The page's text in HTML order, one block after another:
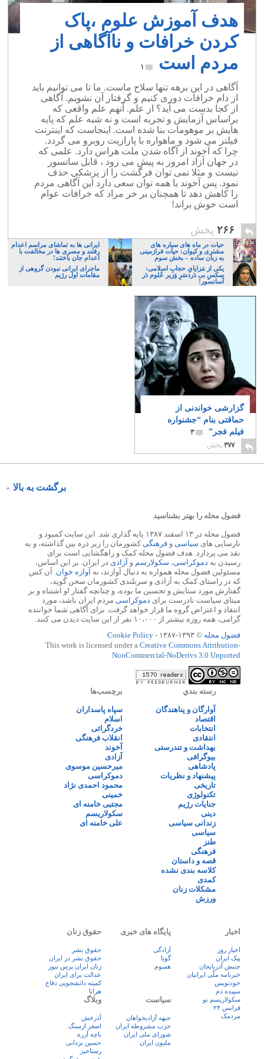
هدف آموزش علوم ،پاک
کردن خرافات و ناآگاهی از
مردم است
۱
آگاهی در این برهه تنها سلاح ماست. ما تا می توانیم باید
از دام خرافات دوری کنیم و گرفتار آن نشویم. آگاهی
از کجا بدست می آید؟ از علم. آنهم علم واقعی که
براساس آزمایش و تجربه است و نه شبه علم که پایه
هایش بر موهومات بنا شده است. اینجاست که اینترنت
فیلتر می شود و ماهواره با پارازیت روبرو می گردد.
چرا که آخوند از آگاه شدن ملت هراس دارد. علمی که
در جهان آزاد امروز به پیش می رود ، قابل سانسور
نیست و مثلا نمی توان فرگشت را از پزشکی حذف
نمود. پس آخوند با همه توان سعی دارد این آگاهی مردم
را کاهش دهد تا همچنان بر خر مراد که خرافات عوام
است خوش براند!
۲۶۶ پخش
حیات در ماه های سیاره های
مشتری و کیوان: حیات فرازمینی
به زبان ساده – بخش سوم
ایرانی ها به تماشای مراسم اعدام
رفتند و مصری ها در مخالفت با
اعدام جان باختند!
یکی از مَزایایِ حجابِ اسلامی:
سکسِ بی دَردسَرِ وَزیر عُلوم دَر
آسانسور!
ماجرای ایرانی نبودن گروهی از
مقامات اول رژیم
گزارشی خواندنی از
حماقتی بنام “جشنواره
فیلم فجر”
۳
۳۷۷ پخش
برگشت به بالا
فضول محله را بهتر بشناسید
فضول محله در ۱۳ اسفند ۱۳۸۷ پایه گذاری شد. این سایت کمبود و
نارسایی های سیاسی و فرهنگی کشورمان را زیر ذره بین گذاشته، و به
نقد می پردازد. هدف فضول محله کمک و راهگشایی است برای
رسیدن به دموکراسی، سکولارسم و آزادی در ایران. بر این اساس،
مسئولین فضول محله همواره به دنبال آوازند، نه آوازه خوان . آن کس
که در راستای کمک به آزادی و سربلندی کشورمان سخن گوید،
گفتارش مورد ستایش و تحسین ما بوده، و چنانچه گفتار او اشتباه و بر
مبنای سیاست نادرست برای دموکراسی مردم ایران باشد، مورد
انتقاد و اعتراض گروه ما قرار خواهد گرفت. برای آگاهی شما خواننده
گرامی، همه روزه بیشتر از ۱۰،۰۰۰ نفر از این سایت دیدن می کنند.
فضول محله © ۱۳۹۳-۱۳۸۷ -
Cookie Policy
This work is licensed under a Creative Commons Attribution-
NonCommercial-NoDerivs 3.0 Unported
رسته بندي
آوارگان و پناهندگان
اقتصاد
انتخابات
انتقادی
بهداشت و تندرستی
بیوگرافی
پادشاهی
پیشنهاد و نظریات
تاریخی
تکنولوژی
جنایات رژیم
دینی
زندانی سیاسی
سیاسی
طنز
فرهنگی
قصه و داستان
کلاسه بندی نشده
کمدی
مشکلات زنان
ورزش
برچسب‌ها
سپاه پاسداران
اسلام
خردگرائی
انقلاب فرهنگی
آخوند
آزادی
میرحسین موسوی
دموکراسی
محمود احمدی نژاد
خمینی
مجتبی خامنه ای
سکولاریسم
علی خامنه ای
اخبار
اخبار روز
پيک ايران
جنبش آذربایجان
خبرنامه ملّی ایرانیان
خودنویس
سپیده دم
سکولاریسم نو
فرانس ۲۴
مردمک
پایگاه های خبری
آزادگی
گویا
همبوم
حقوق زنان
حقوق بشر
حقوق بشر در ایران
زنان ايران پرس نيوز
عدالت برای ایران
کمیته دانشجویی دفاع
هرانا
سیاست
جبهه آزادیخواهان
حزب مشروطه ایران
شورای ملی ایران
ملیون ایران
وبلاگ
آذرخش
اصغر ارسنگ
باچه آزره
حسین یزدانی
رستاخیز